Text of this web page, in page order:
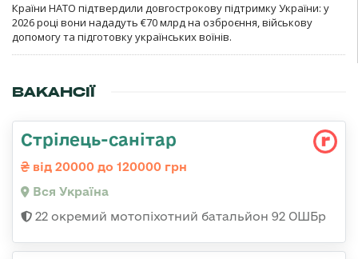
Країни НАТО підтвердили довгострокову підтримку України: у
2026 році вони нададуть €70 млрд на озброєння, військову
допомогу та підготовку українських воїнів.
ВАКАНСІЇ
Стрілець-санітар
від 20000 до 120000 грн
Вся Україна
22 окремий мотопіхотний батальйон 92 ОШБр